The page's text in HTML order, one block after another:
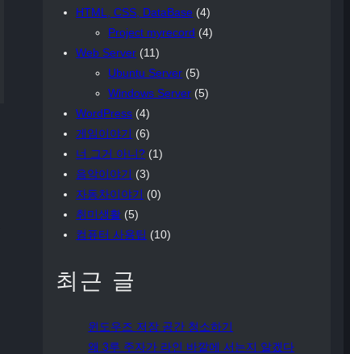
HTML, CSS, DataBase (4)
Project myrecord (4)
Web Server (11)
Ubuntu Server (5)
Windows Server (5)
WordPress (4)
게임이야기 (6)
너 그거 아니? (1)
음악이야기 (3)
자동차이야기 (0)
취미생활 (5)
컴퓨터 사용팁 (10)
최근 글
윈도우즈 저장 공간 청소하기
왜 3루 주자가 라인 바깥에 서는지 알겠다